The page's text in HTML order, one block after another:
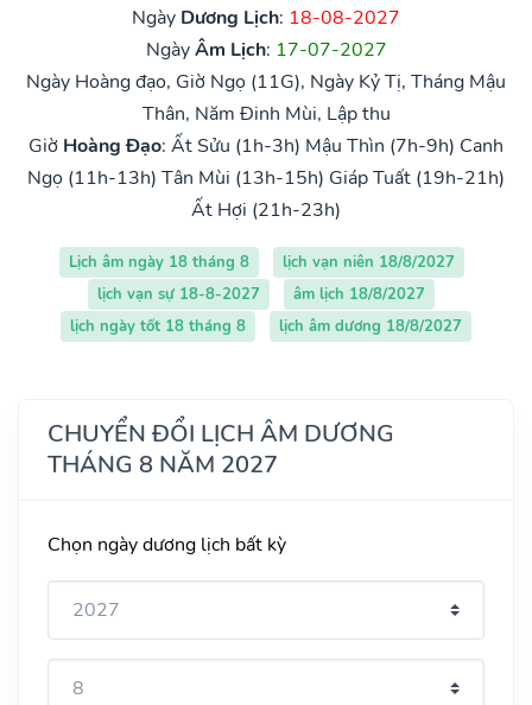
Ngày Dương Lịch: 18-08-2027
NgàyÂm Lịch: 17-07-2027
Ngày Hoàng đạo, Giờ Ngọ (11G), Ngày Kỷ Tị, Tháng Mậu
Thân, Năm Đinh Mùi, Lập thu
Giờ Hoàng Đạo: Ất Sửu (1h-3h) Mậu Thìn (7h-9h) Canh
Ngọ (11h-13h) Tân Mùi (13h-15h) Giáp Tuất (19h-21h)
Ất Hợi (21h-23h)
Lịch âm ngày 18 tháng 8
lịch vạn niên 18/8/2027
lịch vạn sự 18-8-2027
âm lịch 18/8/2027
lịch ngày tốt 18 tháng 8
lịch âm dương 18/8/2027
CHUYỂN ĐỔI LỊCH ÂM DƯƠNG
THÁNG 8 NĂM 2027
Chọn ngày dương lịch bất kỳ